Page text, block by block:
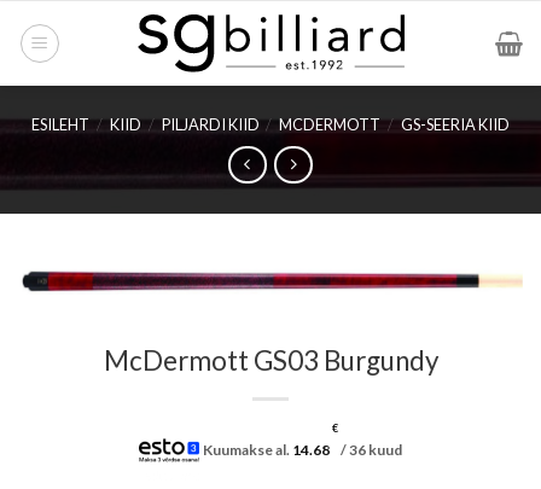
ESILEHT / KIID / PILJARDI KIID / MCDERMOTT / GS-SEERIA KIID
McDermott GS03 Burgundy
Kuumakse al. 14.68
€
/ 36 kuud